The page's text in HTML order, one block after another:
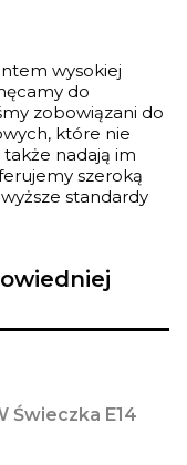
wysokiej
do
zobowiązani do
które nie
nadają im
szeroką
standardy
Świeczka E14